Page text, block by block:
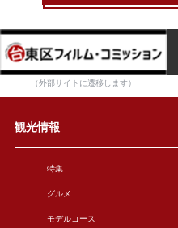
（外部サイトに遷移します）
観光情報
特集
グルメ
モデルコース